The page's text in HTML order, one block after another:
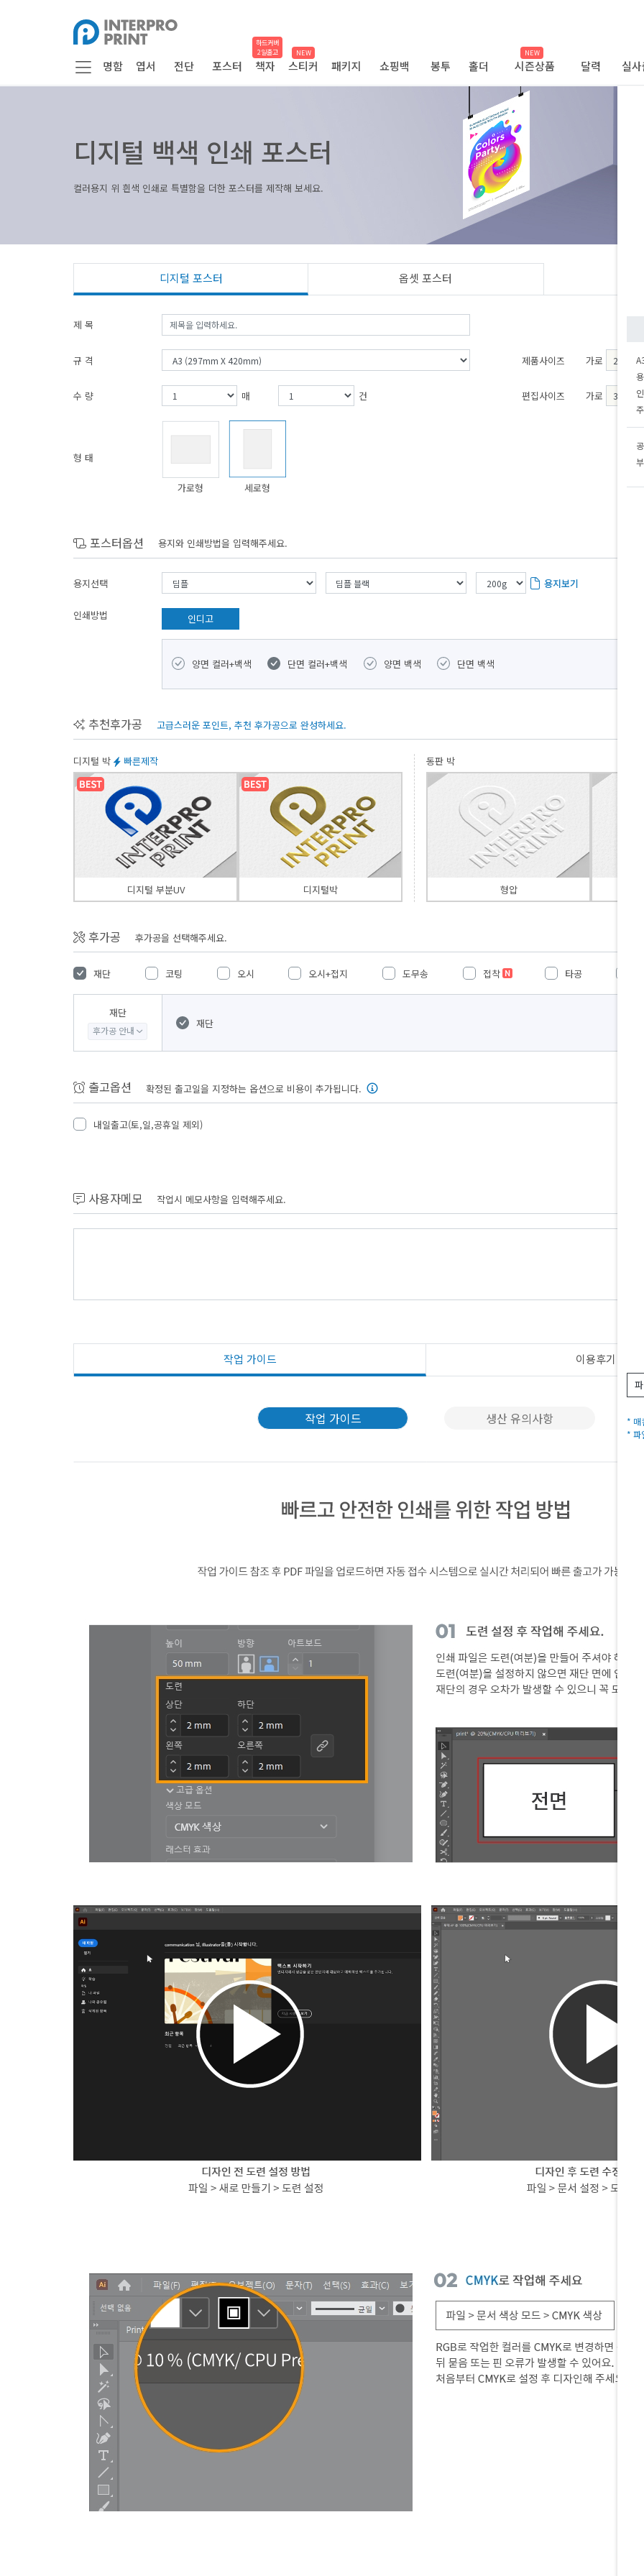
명함 엽서 전단 포스터
하드커버
2일출고
책자
NEW
스티커 패키지 쇼핑백 봉투 홀더
NEW
시즌상품 달력 실
디지털 백색 인쇄 포스터
컬러용지 위 흰색 인쇄로 특별함을 더한 포스터를 제작해 보세요.
디지털 포스터 옵셋 포스터
제 목
규 격 제품사이즈 가로
수 량 매 건 편집사이즈 가로
형 태
가로형 세로형
포스터옵션 용지와 인쇄방법을 입력해주세요.
용지선택 용지보기
인쇄방법 인디고
양면 컬러+백색 단면 컬러+백색 양면 백색 단면 백색
추천후가공 고급스러운 포인트, 추천 후가공으로 완성하세요.
디지털 박 빠른제작
디지털 부분UV 디지털박
동판 박
형압
후가공 후가공을 선택해주세요.
재단 코팅 오시 오시+접지 도무송 접착 타공
재단
후가공 안내
재단
출고옵션 확정된 출고일을 지정하는 옵션으로 비용이 추가됩니다.
내일출고(토,일,공휴일 제외)
사용자메모 작업시 메모사항을 입력해주세요.
작업 가이드 이용후기
작업 가이드 생산 유의사항
* 매
* 파